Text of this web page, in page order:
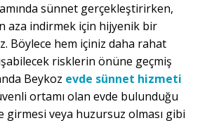
sünnet gerçekleştirirken,
aza indirmek için hijyenik bir
Böylece hem içiniz daha rahat
risklerin önüne geçmiş
Beykoz evde sünnet hizmeti
ortamı olan evde bulunduğu
girmesi veya huzursuz olması gibi